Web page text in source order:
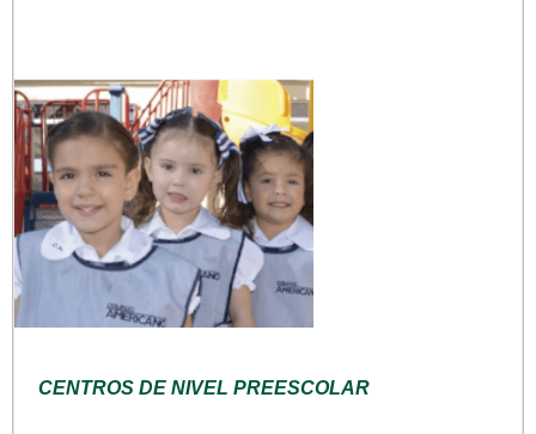
CENTROS DE NIVEL PREESCOLAR